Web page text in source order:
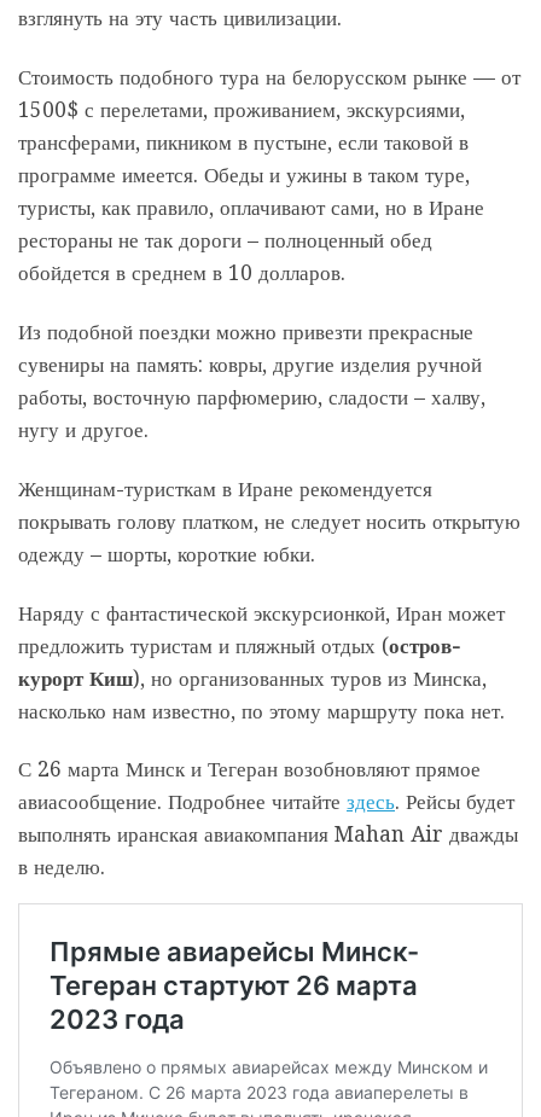
взглянуть на эту часть цивилизации.
Стоимость подобного тура на белорусском рынке — от
1500$ с перелетами, проживанием, экскурсиями,
трансферами, пикником в пустыне, если таковой в
программе имеется. Обеды и ужины в таком туре,
туристы, как правило, оплачивают сами, но в Иране
рестораны не так дороги – полноценный обед
обойдется в среднем в 10 долларов.
Из подобной поездки можно привезти прекрасные
сувениры на память: ковры, другие изделия ручной
работы, восточную парфюмерию, сладости – халву,
нугу и другое.
Женщинам-туристкам в Иране рекомендуется
покрывать голову платком, не следует носить открытую
одежду – шорты, короткие юбки.
Наряду с фантастической экскурсионкой, Иран может
предложить туристам и пляжный отдых (остров-
курорт Киш), но организованных туров из Минска,
насколько нам известно, по этому маршруту пока нет.
С 26 марта Минск и Тегеран возобновляют прямое
авиасообщение. Подробнее читайте здесь. Рейсы будет
выполнять иранская авиакомпания Mahan Air дважды
в неделю.